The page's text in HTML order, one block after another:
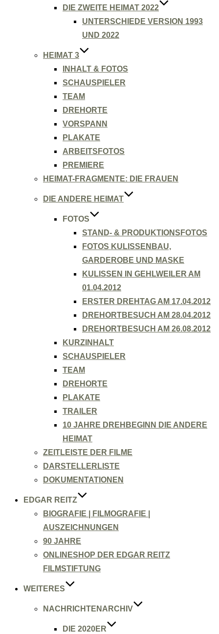
DIE ZWEITE HEIMAT 2022
UNTERSCHIEDE VERSION 1993
UND 2022
HEIMAT 3
INHALT & FOTOS
SCHAUSPIELER
TEAM
DREHORTE
VORSPANN
PLAKATE
ARBEITSFOTOS
PREMIERE
HEIMAT-FRAGMENTE: DIE FRAUEN
DIE ANDERE HEIMAT
FOTOS
STAND- & PRODUKTIONSFOTOS
FOTOS KULISSENBAU,
GARDEROBE UND MASKE
KULISSEN IN GEHLWEILER AM
01.04.2012
ERSTER DREHTAG AM 17.04.2012
DREHORTBESUCH AM 28.04.2012
DREHORTBESUCH AM 26.08.2012
KURZINHALT
SCHAUSPIELER
TEAM
DREHORTE
PLAKATE
TRAILER
10 JAHRE DREHBEGINN DIE ANDERE
HEIMAT
ZEITLEISTE DER FILME
DARSTELLERLISTE
DOKUMENTATIONEN
EDGAR REITZ
BIOGRAFIE | FILMOGRAFIE |
AUSZEICHNUNGEN
90 JAHRE
ONLINESHOP DER EDGAR REITZ
FILMSTIFTUNG
WEITERES
NACHRICHTENARCHIV
DIE 2020ER